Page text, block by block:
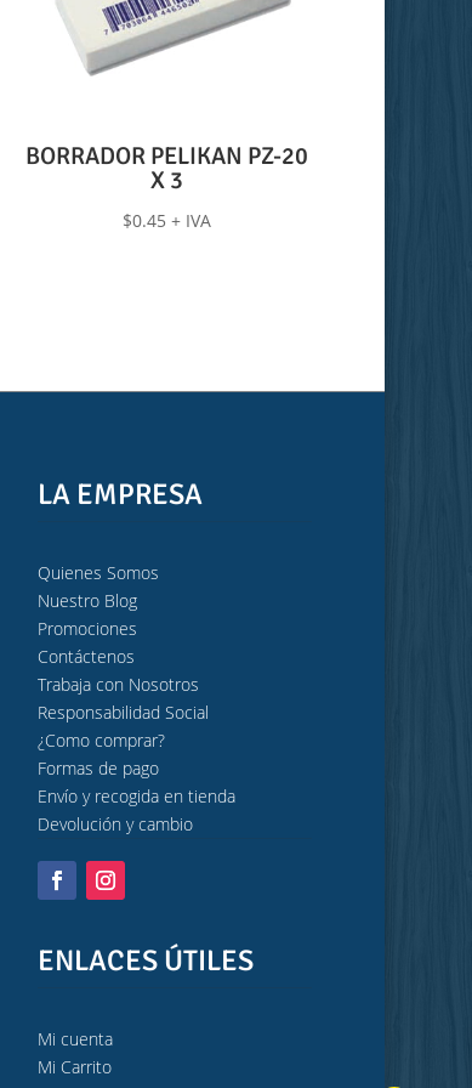
BORRADOR PELIKAN PZ-20
X 3
$0.45 + IVA
LA EMPRESA
Quienes Somos
Nuestro Blog
Promociones
Contáctenos
Trabaja con Nosotros
Responsabilidad Social
¿Como comprar?
Formas de pago
Envío y recogida en tienda
Devolución y cambio
ENLACES ÚTILES
Mi cuenta
Mi Carrito